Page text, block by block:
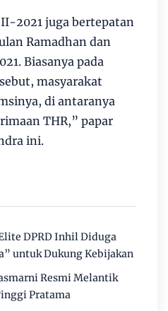
2021 juga bertepatan
Ramadhan dan
Biasanya pada
masyarakat
di antaranya
THR,” papar
ini.
DPRD Inhil Diduga
untuk Dukung Kebijakan
Resmi Melantik
Pratama